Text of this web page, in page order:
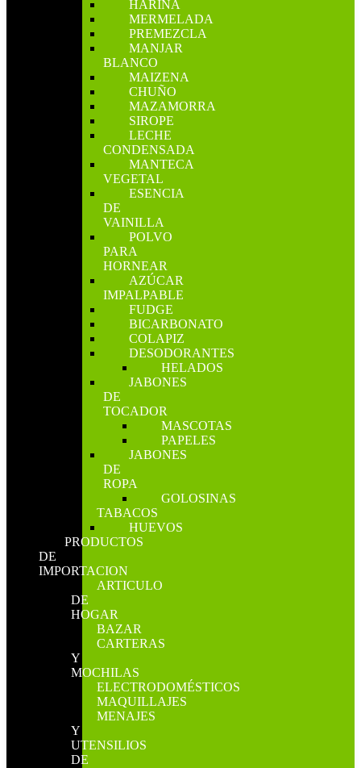
HARINA
MERMELADA
PREMEZCLA
MANJAR
BLANCO
MAIZENA
CHUÑO
MAZAMORRA
SIROPE
LECHE
CONDENSADA
MANTECA
VEGETAL
ESENCIA
DE
VAINILLA
POLVO
PARA
HORNEAR
AZÚCAR
IMPALPABLE
FUDGE
BICARBONATO
COLAPIZ
DESODORANTES
HELADOS
JABONES
DE
TOCADOR
MASCOTAS
PAPELES
JABONES
DE
ROPA
GOLOSINAS
TABACOS
HUEVOS
PRODUCTOS
DE
IMPORTACION
ARTICULO
DE
HOGAR
BAZAR
CARTERAS
Y
MOCHILAS
ELECTRODOMÉSTICOS
MAQUILLAJES
MENAJES
Y
UTENSILIOS
DE